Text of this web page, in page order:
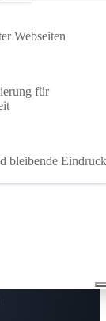
Webseiten
für
bleibende Eindruck